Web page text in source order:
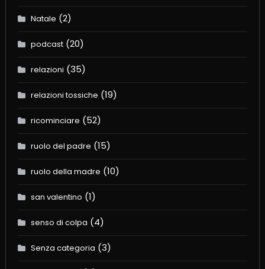
Natale (2)
podcast(20)
relazioni (35)
relazioni tossiche (19)
ricominciare (52)
ruolo del padre (15)
ruolo della madre (10)
san valentino (1)
senso di colpa (4)
Senza categoria (3)